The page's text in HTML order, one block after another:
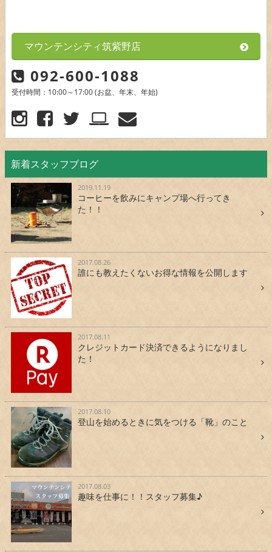
マウンテンシティ筑紫野店
092-600-1088
受付時間：10:00～17:00 (お盆、年末、年始)
新着スタッフブログ
2019.11.19
コーヒーを飲みにキャンプ場へ行ってき
た！！
2017.08.26
誰にも教えたくないお得な情報を公開します
2017.08.11
クレジットカード決済できるようになりまし
た！
2017.08.10
登山を始めるときに気をつける「靴」のこと
2017.08.03
趣味を仕事に！！スタッフ募集♪